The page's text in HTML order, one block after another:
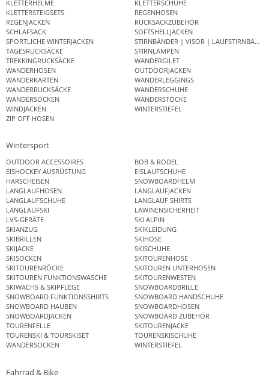
KLETTERHELME
KLETTERSCHUHE
KLETTERSTEIGSETS
REGENHOSEN
REGENJACKEN
RUCKSACKZUBEHÖR
SCHLAFSACK
SOFTSHELLJACKEN
SPORTLICHE WINTERJACKEN
STIRNBÄNDER | VISOR | LAUFSTIRNBAND
TAGESRUCKSÄCKE
STIRNLAMPEN
TREKKINGRUCKSÄCKE
WANDERGILET
WANDERHOSEN
OUTDOORJACKEN
WANDERKARTEN
WANDERLEGGINGS
WANDERRUCKSÄCKE
WANDERSCHUHE
WANDERSOCKEN
WANDERSTÖCKE
WINDJACKEN
WINTERSTIEFEL
ZIP OFF HOSEN
Wintersport
OUTDOOR ACCESSOIRES
BOB & RODEL
EISHOCKEY AUSRÜSTUNG
EISLAUFSCHUHE
HARSCHEISEN
SNOWBOARDHELM
LANGLAUFHOSEN
LANGLAUFJACKEN
LANGLAUFSCHUHE
LANGLAUF SHIRTS
LANGLAUFSKI
LAWINENSICHERHEIT
LVS-GERÄTE
SKI ALPIN
SKIANZUG
SKIKLEIDUNG
SKIBRILLEN
SKIHOSE
SKIJACKE
SKISCHUHE
SKISOCKEN
SKITOURENHOSE
SKITOURENRÖCKE
SKITOUREN UNTERHOSEN
SKITOUREN FUNKTIONSWÄSCHE
SKITOURENWESTEN
SKIWACHS & SKIPFLEGE
SNOWBOARDBRILLE
SNOWBOARD FUNKTIONSSHIRTS
SNOWBOARD HANDSCHUHE
SNOWBOARD HAUBEN
SNOWBOARDHOSEN
SNOWBOARDJACKEN
SNOWBOARD ZUBEHÖR
TOURENFELLE
SKITOURENJACKE
TOURENSKI & TOURSKISET
TOURENSKISCHUHE
WANDERSOCKEN
WINTERSTIEFEL
Fahrrad & Bike